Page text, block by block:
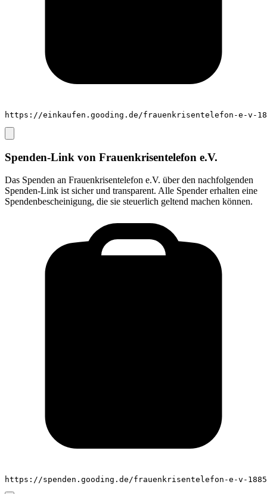
https://einkaufen.gooding.de/frauenkrisentelefon-e-v-
Spenden-Link von Frauenkrisentelefon e.V.
Das Spenden an Frauenkrisentelefon e.V. über den nachfolgenden
Spenden-Link ist sicher und transparent. Alle Spender erhalten eine
Spendenbescheinigung, die sie steuerlich geltend machen können.
https://spenden.gooding.de/frauenkrisentelefon-e-v-